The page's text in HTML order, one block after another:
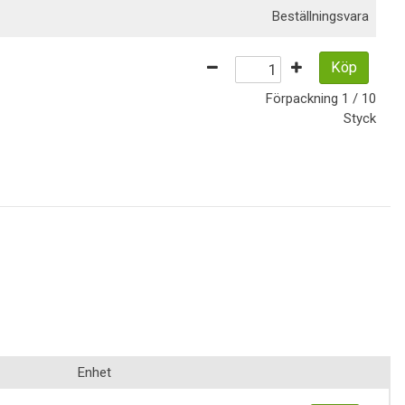
Beställningsvara
Köp
Förpackning 1 / 10
Styck
Enhet